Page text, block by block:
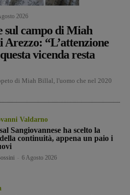
2026
sul campo di Miah
“L’attenzione
vicenda resta
di Miah Billal, l'uomo che nel 2020
Valdarno
Sangiovannese ha scelto la
continuità, appena un paio i
6 Agosto 2026